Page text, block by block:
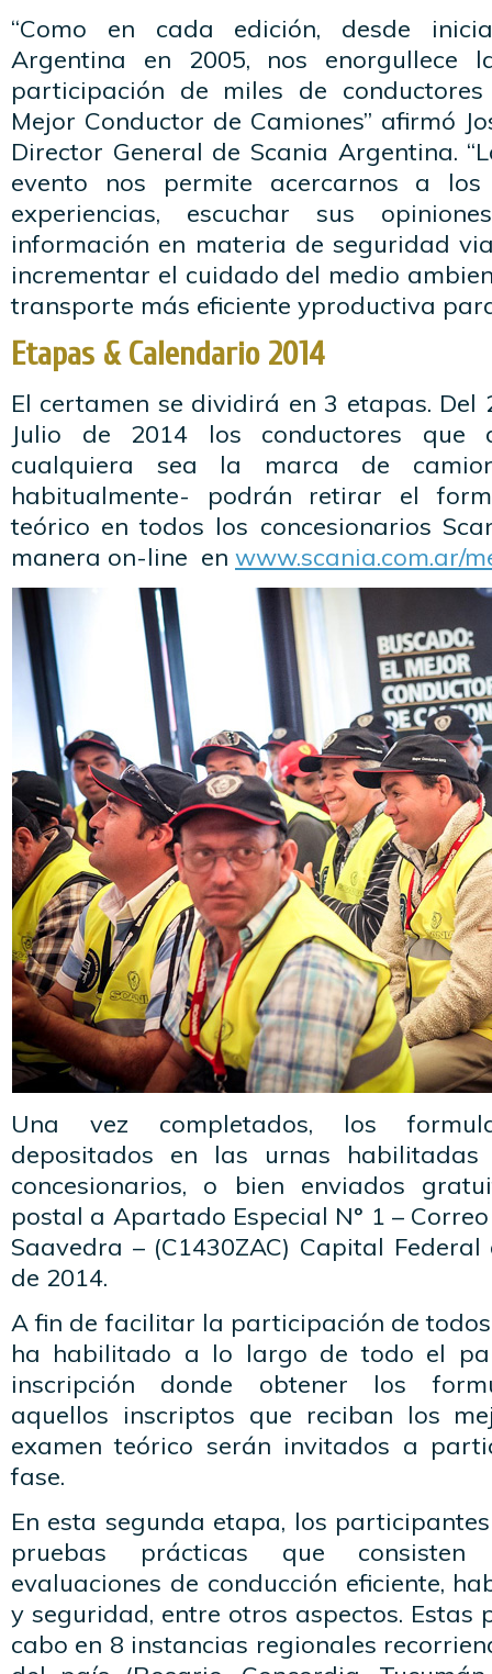
“Como en cada edición, desde
Argentina en 2005, nos enorgullece
participación de miles de
Mejor Conductor de Camiones” afirmó
Director General de Scania Argentina.
evento nos permite acercarnos a los
experiencias, escuchar sus
información en materia de seguridad
incrementar el cuidado del medio
transporte más eficiente yproductiva
Etapas & Calendario 2014
El certamen se dividirá en 3 etapas. Del
Julio de 2014 los conductores que
cualquiera sea la marca de
habitualmente- podrán retirar el
teórico en todos los concesionarios
manera on-line en www.scania.com.ar/
Una vez completados, los
depositados en las urnas
concesionarios, o bien enviados
postal a Apartado Especial N° 1 –
Saavedra – (C1430ZAC) Capital
de 2014.
A fin de facilitar la participación de
ha habilitado a lo largo de todo el
inscripción donde obtener los
aquellos inscriptos que reciban los
examen teórico serán invitados a
fase.
En esta segunda etapa, los
pruebas prácticas que consisten
evaluaciones de conducción eficiente,
y seguridad, entre otros aspectos. Estas
cabo en 8 instancias regionales